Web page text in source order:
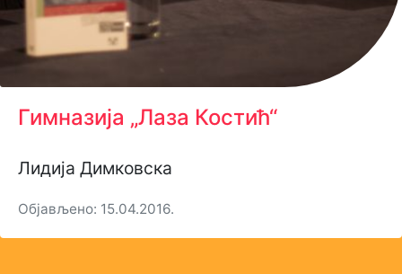
Гимназија „Лаза Костић“
Лидија Димковска
Објављено: 15.04.2016.